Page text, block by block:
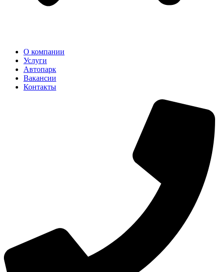
О компании
Услуги
Автопарк
Вакансии
Контакты